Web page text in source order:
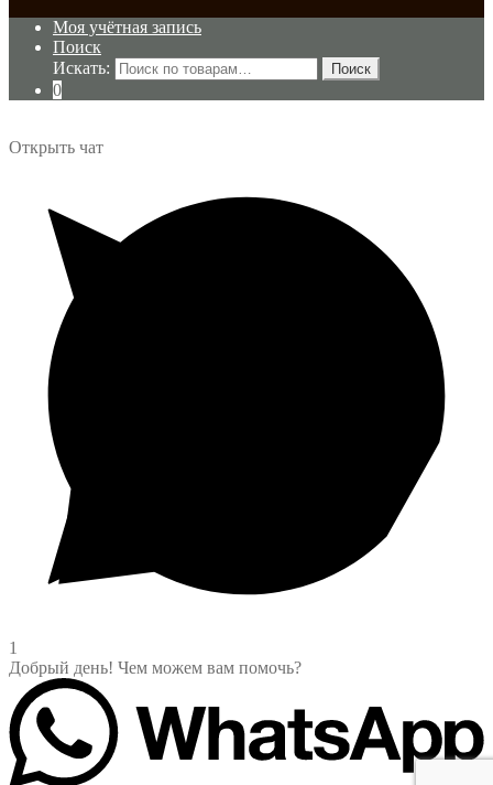
Моя учётная запись
Поиск
Искать:
Поиск
0
Открыть чат
1
Добрый день! Чем можем вам помочь?